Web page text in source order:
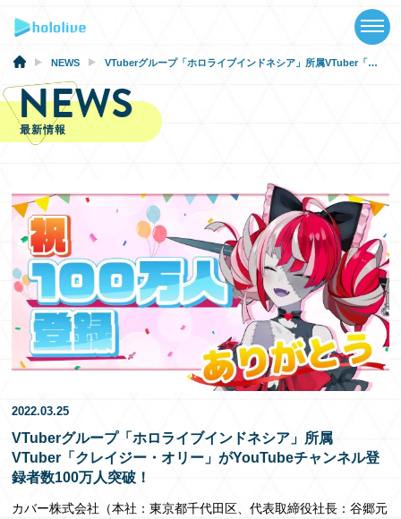
NEWS
EVENTS
VIDEOS
MUSIC
GOODS
SPECIAL
EN
NEWS VTuberグループ「ホロライブインドネシア」所属VTuber「クレイジー・オリー」がYouTubeチャンネル登録者数100万人突破！
NEWS
最新情報
2022.03.25
VTuberグループ「ホロライブインドネシア」所属
VTuber「クレイジー・オリー」がYouTubeチャンネル登
録者数100万人突破！
カバー株式会社（本社：東京都千代田区、代表取締役社長：谷郷元